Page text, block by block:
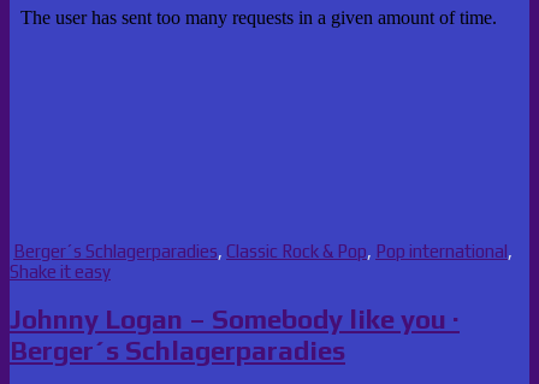
Posted
in
Berger´s Schlagerparadies, Classic Rock & Pop, Pop international,
Shake it easy
Johnny Logan – Somebody like you ·
Berger´s Schlagerparadies